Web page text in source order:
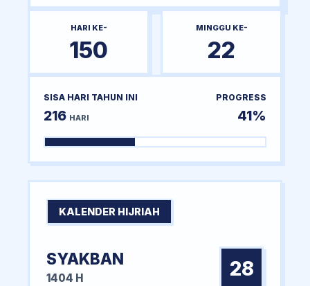
HARI KE-
150
MINGGU KE-
22
SISA HARI TAHUN INI
216 HARI
PROGRESS
41%
KALENDER HIJRIAH
SYAKBAN
1404 H 28